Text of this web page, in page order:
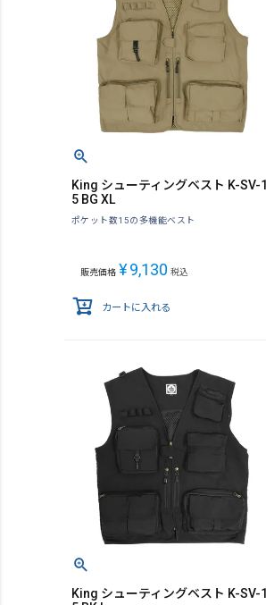
King シューティングベスト K-SV-1
5 BG XL
ポケット数15の多機能ベスト
販売価格 ¥9,130 税込
カートに入れる
King シューティングベスト K-SV-1